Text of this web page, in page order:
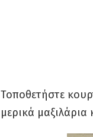
Τοποθετήστε
μερικά